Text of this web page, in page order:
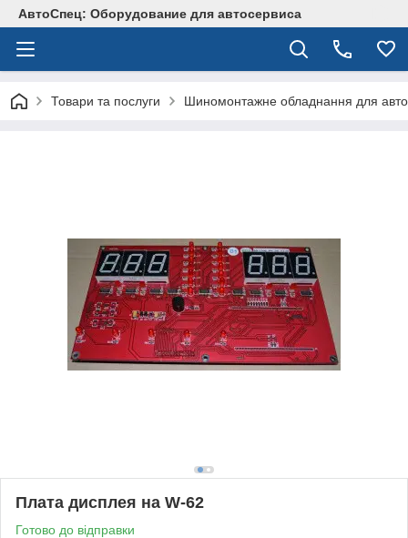
АвтоСпец: Оборудование для автосервиса
Товари та послуги Шиномонтажне обладнання для
Плата дисплея на W-62
Готово до відправки